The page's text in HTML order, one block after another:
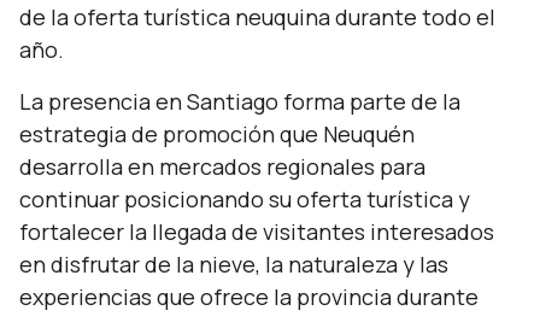
de la oferta turística neuquina durante todo el
año.
La presencia en Santiago forma parte de la
estrategia de promoción que Neuquén
desarrolla en mercados regionales para
continuar posicionando su oferta turística y
fortalecer la llegada de visitantes interesados
en disfrutar de la nieve, la naturaleza y las
experiencias que ofrece la provincia durante